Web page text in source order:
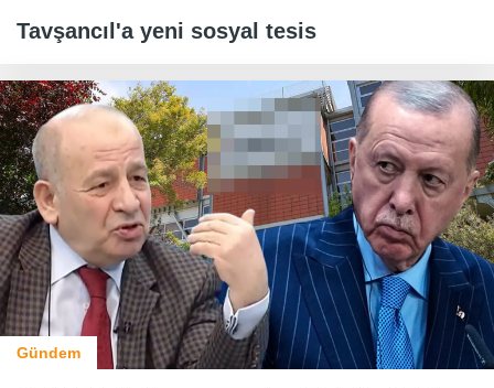
Tavşancıl'a yeni sosyal tesis
Gündem